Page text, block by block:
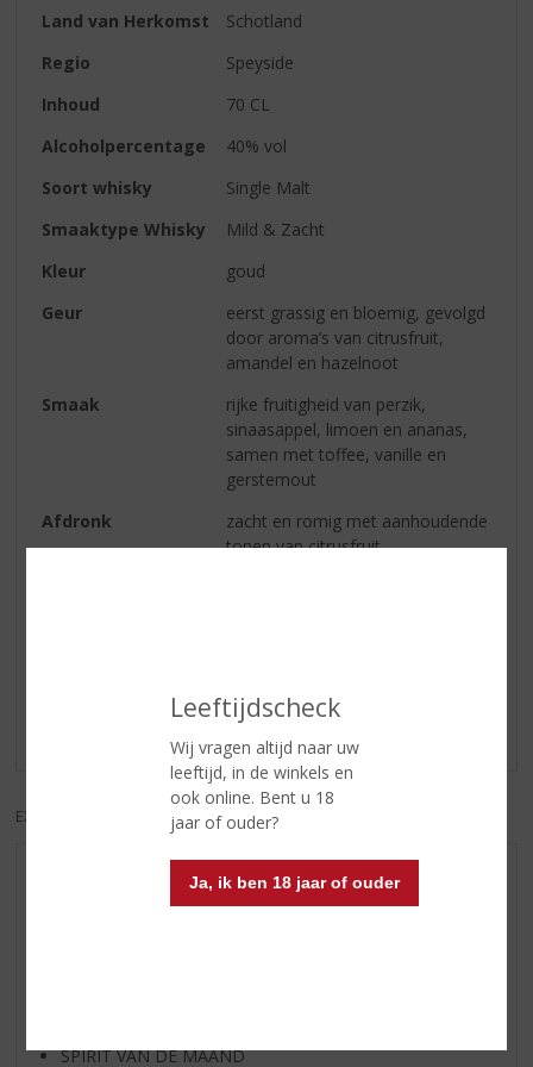
Leeftijdscheck
Wij vragen altijd naar uw
leeftijd, in de winkels en
ook online. Bent u 18
jaar of ouder?
Ja, ik ben 18 jaar of ouder
Land van Herkomst
Schotland
Regio
Speyside
Inhoud
70 CL
Alcoholpercentage
40% vol
Soort whisky
Single Malt
Smaaktype Whisky
Mild & Zacht
Kleur
goud
Geur
eerst grassig en bloemig, gevolgd
door aroma’s van citrusfruit,
amandel en hazelnoot
Smaak
rijke fruitigheid van perzik,
sinaasappel, limoen en ananas,
samen met toffee, vanille en
gerstemout
Afdronk
zacht en romig met aanhoudende
tonen van citrusfruit.
EXCL. BTW INCL. BTW
SPIRIT VAN DE MAAND